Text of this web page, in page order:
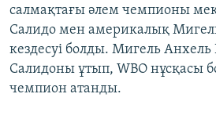
салмақтағы әлем чемпионы
Салидо мен америкалық
кездесуі болды. Мигель
Салидоны ұтып, WBО нұсқасы
чемпион атанды.